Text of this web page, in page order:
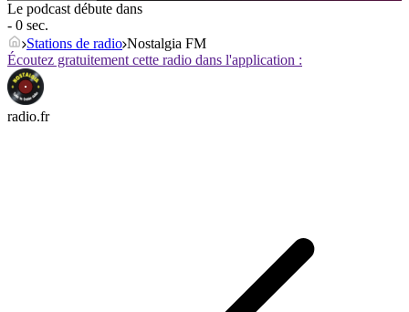
Le podcast débute dans
- 0 sec.
Stations de radio Nostalgia FM
Écoutez gratuitement cette radio dans l'application :
radio.fr